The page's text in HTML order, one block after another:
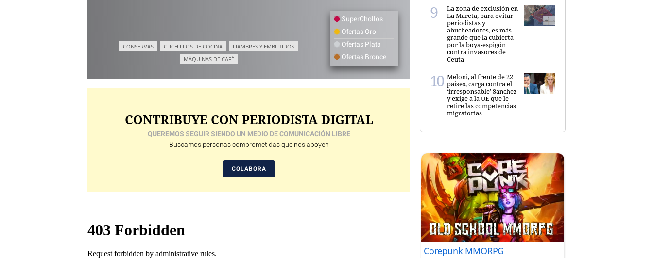
CONSERVAS CUCHILLOS DE COCINA
FIAMBRES Y EMBUTIDOS
MÁQUINAS DE CAFÉ
SuperChollos
Ofertas Oro
Ofertas Plata
Ofertas Bronce
CONTRIBUYE CON PERIODISTA DIGITAL
QUEREMOS SEGUIR SIENDO UN MEDIO DE COMUNICACIÓN LIBRE
Buscamos personas comprometidas que nos apoyen
COLABORA
La zona de exclusión en
La Mareta, para evitar
periodistas y
abucheadores, es más
grande que la cubierta
por la boya-espigón
contra invasores de
Ceuta
Meloni, al frente de 22
países, carga contra el
‘irresponsable’ Sánchez
y exige a la UE que le
retire las competencias
migratorias
Corepunk MMORPG